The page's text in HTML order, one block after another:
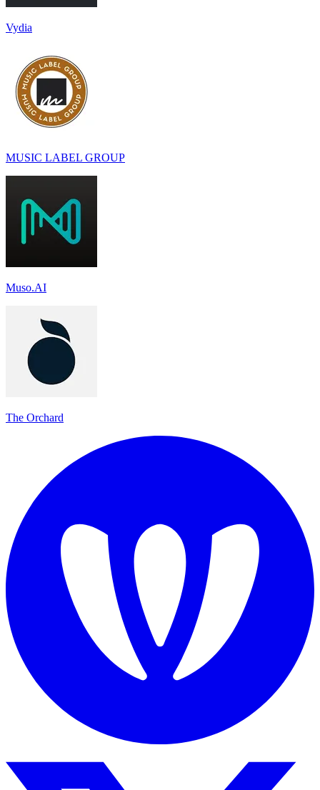
Vydia
MUSIC LABEL GROUP
Muso.AI
The Orchard